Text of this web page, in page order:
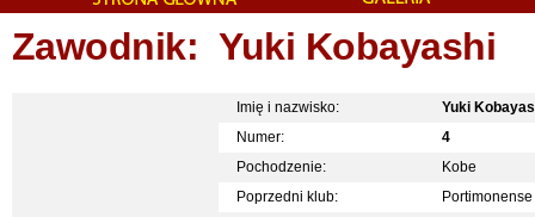
Zawodnik: Yuki Kobayashi
Imię i nazwisko:
Yuki
Numer:
4
Pochodzenie:
Kobe
Poprzedni klub:
Portimonense